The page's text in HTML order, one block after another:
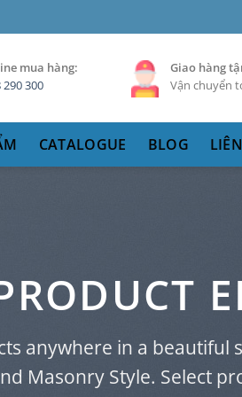
mua hàng:
290 300
Giao hàng
Vận chuyển
CATALOGUE BLOG
anywhere in a beautiful
Masonry Style. Select